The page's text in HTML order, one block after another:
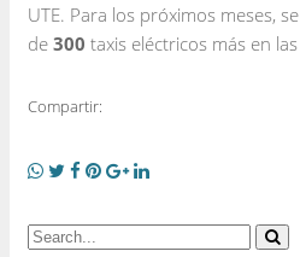
UTE. Para los próximos meses,
de 300 taxis eléctricos más en
Compartir: